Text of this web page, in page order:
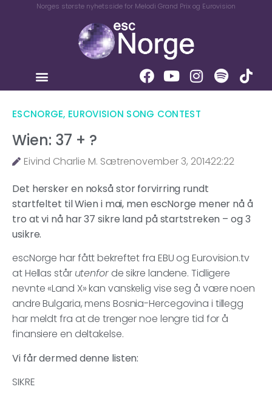
Norges største nyhetsside for Melodi Grand Prix og Eurovision
ESCNORGE, EUROVISION SONG CONTEST
Wien: 37 + ?
Eivind Charlie M. Sætrenovember 3, 201422:22
Det hersker en nokså stor forvirring rundt
startfeltet til Wien i mai, men escNorge mener nå å
tro at vi nå har 37 sikre land på startstreken – og 3
usikre.
escNorge har fått bekreftet fra EBU og Eurovision.tv
at Hellas står utenforde sikre landene. Tidligere
nevnte «Land X» kan vanskelig vise seg å være noen
andre Bulgaria, mens Bosnia-Hercegovina i tillegg
har meldt fra at de trenger noe lengre tid for å
finansiere en deltakelse.
Vi får dermed denne listen:
SIKRE